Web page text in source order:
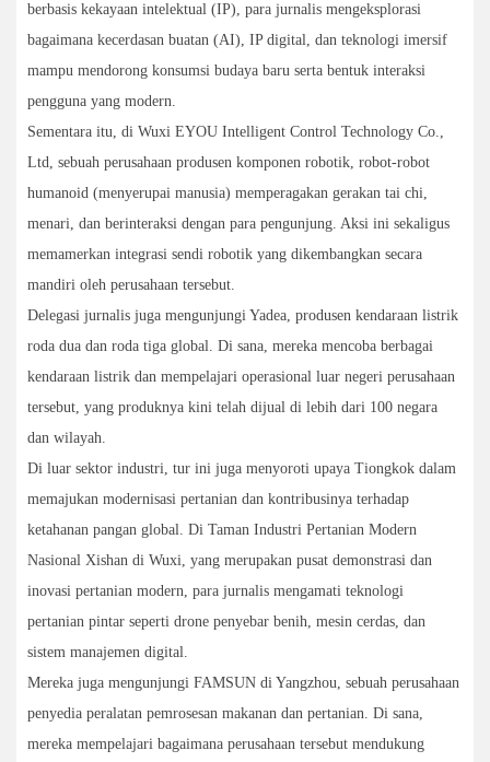
berbasis kekayaan intelektual (IP), para jurnalis mengeksplorasi
bagaimana kecerdasan buatan (AI), IP digital, dan teknologi imersif
mampu mendorong konsumsi budaya baru serta bentuk interaksi
pengguna yang modern.
Sementara itu, di Wuxi EYOU Intelligent Control Technology Co.,
Ltd, sebuah perusahaan produsen komponen robotik, robot-robot
humanoid (menyerupai manusia) memperagakan gerakan tai chi,
menari, dan berinteraksi dengan para pengunjung. Aksi ini sekaligus
memamerkan integrasi sendi robotik yang dikembangkan secara
mandiri oleh perusahaan tersebut.
Delegasi jurnalis juga mengunjungi Yadea, produsen kendaraan listrik
roda dua dan roda tiga global. Di sana, mereka mencoba berbagai
kendaraan listrik dan mempelajari operasional luar negeri perusahaan
tersebut, yang produknya kini telah dijual di lebih dari 100 negara
dan wilayah.
Di luar sektor industri, tur ini juga menyoroti upaya Tiongkok dalam
memajukan modernisasi pertanian dan kontribusinya terhadap
ketahanan pangan global. Di Taman Industri Pertanian Modern
Nasional Xishan di Wuxi, yang merupakan pusat demonstrasi dan
inovasi pertanian modern, para jurnalis mengamati teknologi
pertanian pintar seperti drone penyebar benih, mesin cerdas, dan
sistem manajemen digital.
Mereka juga mengunjungi FAMSUN di Yangzhou, sebuah perusahaan
penyedia peralatan pemrosesan makanan dan pertanian. Di sana,
mereka mempelajari bagaimana perusahaan tersebut mendukung